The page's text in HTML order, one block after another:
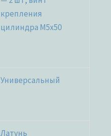
крепления
цилиндра M5x50
Универсальный
Латунь